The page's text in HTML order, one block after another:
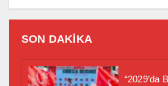
SON DAKİKA
“2029’da